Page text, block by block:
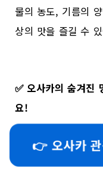
물의 농도, 기름의
상의 맛을 즐길 수
✅ 오사카의 숨겨진
요!
👉 오사카